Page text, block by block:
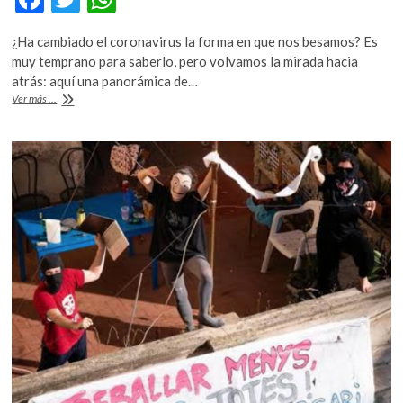
ac
e
b
o
o
k
w
itt
er
at
s
p
p
¿Ha cambiado el coronavirus la forma en que nos besamos? Es
muy temprano para saberlo, pero volvamos la mirada hacia
atrás: aquí una panorámica de…
Ver más ... El
beso
y
el
distanciamiento